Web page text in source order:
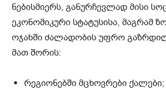
ნებისმიერს, განურჩევლად მისი
ეკონომიკური სტატუსისა, მაგრამ
ოჯახში ძალადობის უფრო
მათ შორის:
რეგიონებში მცხოვრები ქალები;